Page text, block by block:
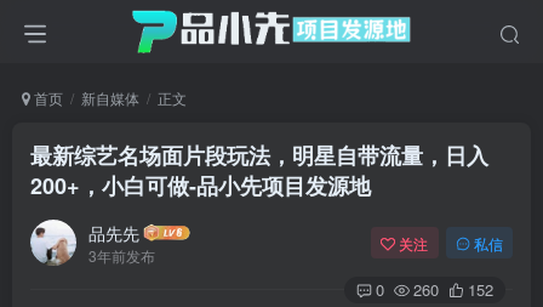
首页 新自媒体 正文
最新综艺名场面片段玩法，明星自带流量，日入
200+，小白可做-品小先项目发源地
品先先
3年前发布
关注 私信
0 260 152